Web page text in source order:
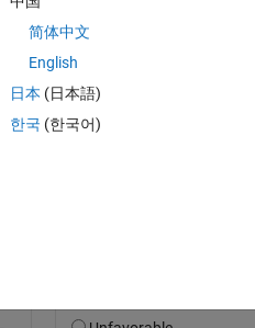
简体中文
English
日本 (日本語)
한국 (한국어)